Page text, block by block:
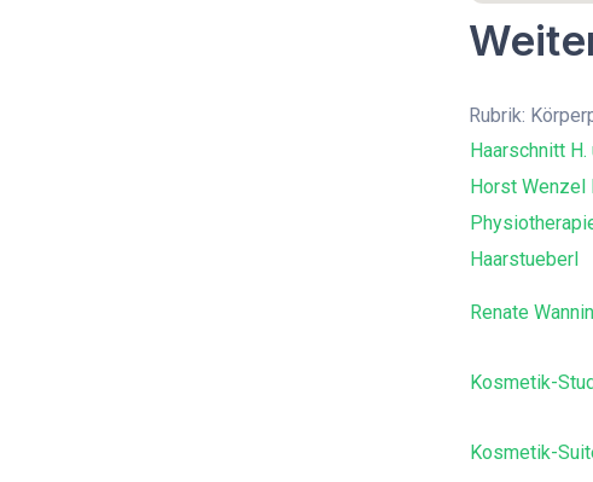
Rubrik:
Haarschnitt H.
Horst Wenzel
Haarstueberl
Renate
Kosmetik-
Kosmetik-